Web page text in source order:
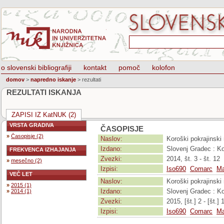
o slovenski bibliografiji kontakt pomoč kolofon
domov > napredno iskanje > rezultati
REZULTATI ISKANJA
ZAPISI IZ KatNUK (2)
VRSTA GRADIVA
» Časopisje (2)
FREKVENCA IZHAJANJA
» mesečno (2)
VEČ LET
» 2015 (1)
» 2014 (1)
ČASOPISJE
Naslov:
Koroški pokrajinski
Izdano:
Slovenj Gradec :
Zvezki:
2014, št. 3 - št. 12
Izpisi:
Iso690 Comarc
Naslov:
Koroški pokrajinski
Izdano:
Slovenj Gradec :
Zvezki:
2015, [št.] 2 - [št.]
Izpisi:
Iso690 Comarc